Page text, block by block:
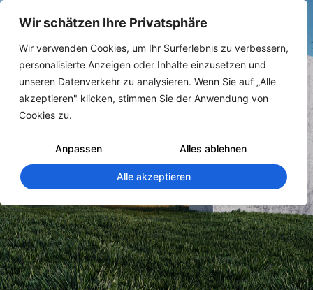
Wir schätzen Ihre Privatsphäre
Wir verwenden Cookies, um Ihr Surferlebnis zu verbessern,
personalisierte Anzeigen oder Inhalte einzusetzen und
unseren Datenverkehr zu analysieren. Wenn Sie auf „Alle
akzeptieren" klicken, stimmen Sie der Anwendung von
Cookies zu.
Anpassen Alles ablehnen
Alle akzeptieren